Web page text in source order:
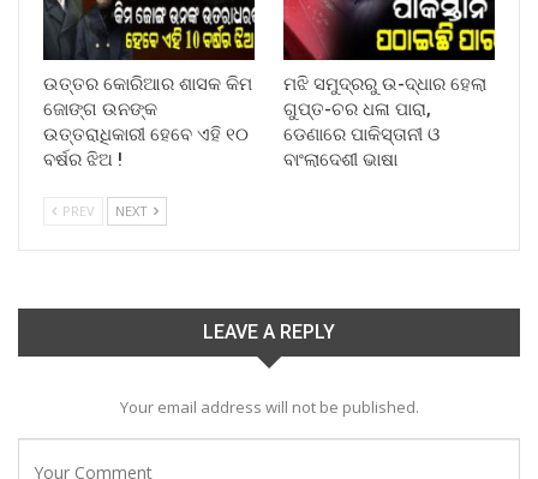
ଉତ୍ତର କୋରିଆର ଶାସକ କିମ
ଜୋଙ୍ଗ ଉନଙ୍କ
ଉତ୍ତରାଧିକାରୀ ହେବେ ଏହି ୧୦
ବର୍ଷର ଝିଅ !
ମଝି ସମୁଦ୍ରରୁ ଉ-ଦ୍ଧାର ହେଲା
ଗୁପ୍ତ-ଚର ଧଳା ପାରା,
ଡେଣାରେ ପାକିସ୍ତାନୀ ଓ
ବାଂଲାଦେଶୀ ଭାଷା
PREV NEXT
LEAVE A REPLY
Your email address will not be published.